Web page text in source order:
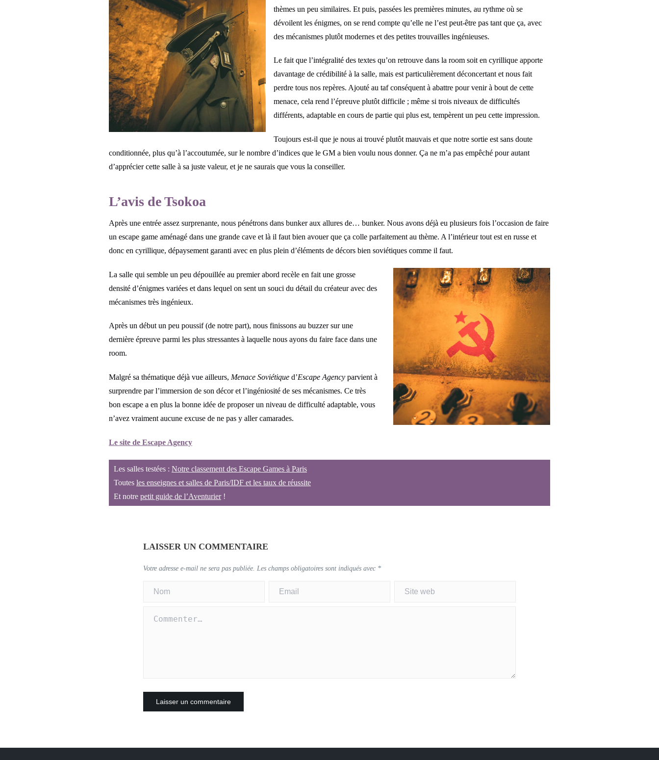
thèmes un peu similaires. Et puis, passées les premières minutes, au rythme où se
dévoilent les énigmes, on se rend compte qu’elle ne l’est peut-être pas tant que ça, avec
des mécanismes plutôt modernes et des petites trouvailles ingénieuses.
Le fait que l’intégralité des textes qu’on retrouve dans la room soit en cyrillique apporte
davantage de crédibilité à la salle, mais est particulièrement déconcertant et nous fait
perdre tous nos repères. Ajouté au taf conséquent à abattre pour venir à bout de cette
menace, cela rend l’épreuve plutôt difficile ; même si trois niveaux de difficultés
différents, adaptable en cours de partie qui plus est, tempèrent un peu cette impression.
Toujours est-il que je nous ai trouvé plutôt mauvais et que notre sortie est sans doute
conditionnée, plus qu’à l’accoutumée, sur le nombre d’indices que le GM a bien voulu nous donner. Ça ne m’a pas empêché pour autant
d’apprécier cette salle à sa juste valeur, et je ne saurais que vous la conseiller.
L’avis de Tsokoa
Après une entrée assez surprenante, nous pénétrons dans bunker aux allures de… bunker. Nous avons déjà eu plusieurs fois l’occasion de faire
un escape game aménagé dans une grande cave et là il faut bien avouer que ça colle parfaitement au thème. A l’intérieur tout est en russe et
donc en cyrillique, dépaysement garanti avec en plus plein d’éléments de décors bien soviétiques comme il faut.
La salle qui semble un peu dépouillée au premier abord recèle en fait une grosse
densité d’énigmes variées et dans lequel on sent un souci du détail du créateur avec des
mécanismes très ingénieux.
Après un début un peu poussif (de notre part), nous finissons au buzzer sur une
dernière épreuve parmi les plus stressantes à laquelle nous ayons du faire face dans une
room.
Malgré sa thématique déjà vue ailleurs, Menace Soviétique d’Escape Agency parvient à
surprendre par l’immersion de son décor et l’ingéniosité de ses mécanismes. Ce très
bon escape a en plus la bonne idée de proposer un niveau de difficulté adaptable, vous
n’avez vraiment aucune excuse de ne pas y aller camarades.
Le site de Escape Agency
Les salles testées : Notre classement des Escape Games à Paris
Toutes les enseignes et salles de Paris/IDF et les taux de réussite
Et notre petit guide de l’Aventurier!
LAISSER UN COMMENTAIRE
Votre adresse e-mail ne sera pas publiée. Les champs obligatoires sont indiqués avec *